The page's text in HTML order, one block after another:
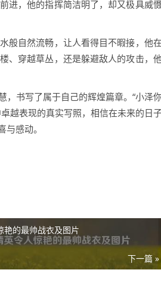
进，他的指挥简洁明了，却又极具威
般自然流畅，让人看得目不暇接，他在
、穿越草丛，还是躲避敌人的攻击，
书写了属于自己的辉煌篇章。“小泽
越表现的真实写照，相信在未来的日
感动。
艳的最帅战衣及图片
下一篇 »